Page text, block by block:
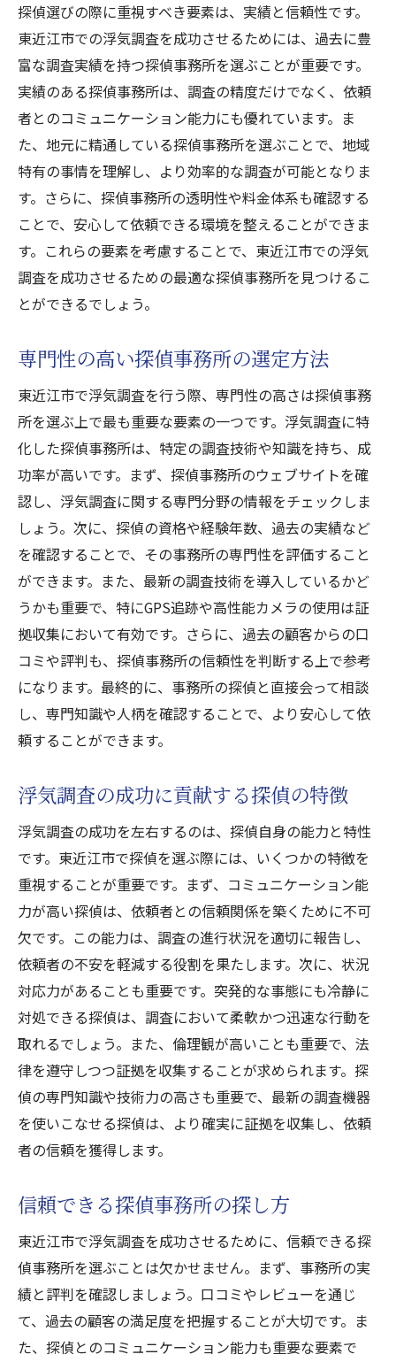
探偵選びの際に重視すべき要素は、実績と信頼性です。
東近江市での浮気調査を成功させるためには、過去に豊
富な調査実績を持つ探偵事務所を選ぶことが重要です。
実績のある探偵事務所は、調査の精度だけでなく、依頼
者とのコミュニケーション能力にも優れています。ま
た、地元に精通している探偵事務所を選ぶことで、地域
特有の事情を理解し、より効率的な調査が可能となりま
す。さらに、探偵事務所の透明性や料金体系も確認する
ことで、安心して依頼できる環境を整えることができま
す。これらの要素を考慮することで、東近江市での浮気
調査を成功させるための最適な探偵事務所を見つけるこ
とができるでしょう。
専門性の高い探偵事務所の選定方法
東近江市で浮気調査を行う際、専門性の高さは探偵事務
所を選ぶ上で最も重要な要素の一つです。浮気調査に特
化した探偵事務所は、特定の調査技術や知識を持ち、成
功率が高いです。まず、探偵事務所のウェブサイトを確
認し、浮気調査に関する専門分野の情報をチェックしま
しょう。次に、探偵の資格や経験年数、過去の実績など
を確認することで、その事務所の専門性を評価すること
ができます。また、最新の調査技術を導入しているかど
うかも重要で、特にGPS追跡や高性能カメラの使用は証
拠収集において有効です。さらに、過去の顧客からの口
コミや評判も、探偵事務所の信頼性を判断する上で参考
になります。最終的に、事務所の探偵と直接会って相談
し、専門知識や人柄を確認することで、より安心して依
頼することができます。
浮気調査の成功に貢献する探偵の特徴
浮気調査の成功を左右するのは、探偵自身の能力と特性
です。東近江市で探偵を選ぶ際には、いくつかの特徴を
重視することが重要です。まず、コミュニケーション能
力が高い探偵は、依頼者との信頼関係を築くために不可
欠です。この能力は、調査の進行状況を適切に報告し、
依頼者の不安を軽減する役割を果たします。次に、状況
対応力があることも重要です。突発的な事態にも冷静に
対処できる探偵は、調査において柔軟かつ迅速な行動を
取れるでしょう。また、倫理観が高いことも重要で、法
律を遵守しつつ証拠を収集することが求められます。探
偵の専門知識や技術力の高さも重要で、最新の調査機器
を使いこなせる探偵は、より確実に証拠を収集し、依頼
者の信頼を獲得します。
信頼できる探偵事務所の探し方
東近江市で浮気調査を成功させるために、信頼できる探
偵事務所を選ぶことは欠かせません。まず、事務所の実
績と評判を確認しましょう。口コミやレビューを通じ
て、過去の顧客の満足度を把握することが大切です。ま
た、探偵とのコミュニケーション能力も重要な要素で